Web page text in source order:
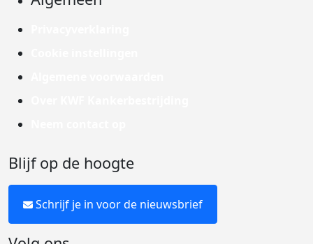
Blijf op de hoogte
Schrijf je in voor de nieuwsbrief